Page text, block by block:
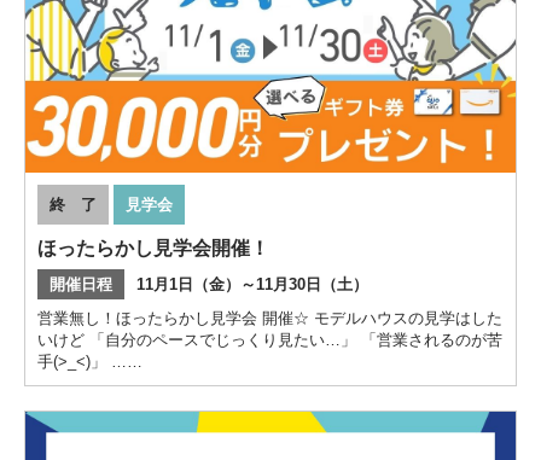
終 了 見学会
ほったらかし見学会開催！
開催日程
11月1日（金）～11月30日（土）
営業無し！ほったらかし見学会 開催☆ モデルハウスの見学はした
いけど 「自分のペースでじっくり見たい…」 「営業されるのが苦
手(>_<)」 ……